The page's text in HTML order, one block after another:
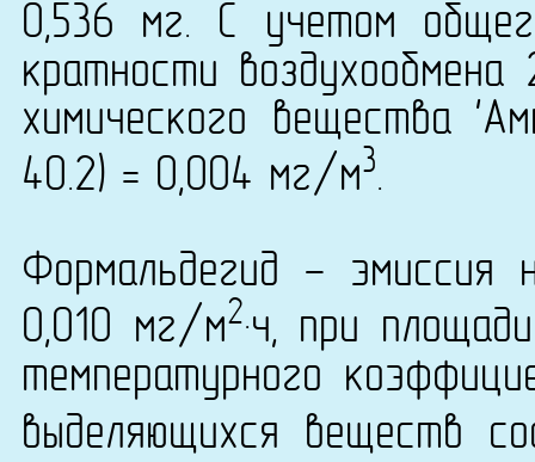
0,536 мг. С учетом
кратности
химического вещества
40.2) = 0,004 мг/м3.
Формальдегид - эмиссия
0,010 мг/м2·ч, при
температурного
выделяющихся веществ